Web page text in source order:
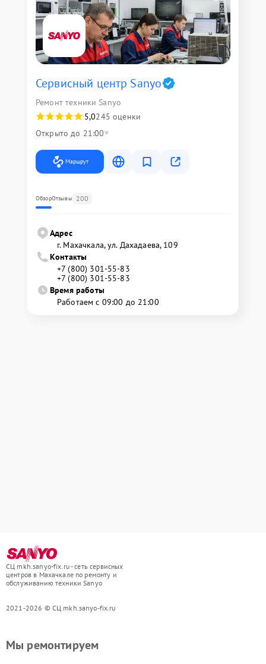
Сервисный центр Sanyo
Ремонт техники Sanyo
5,0245 оценки
Открыто до 21:00
Маршрут
ОбзорОтзывы 200
Адрес
г. Махачкала, ул. Дахадаева, 109
Контакты
+7 (800) 301-55-83
+7 (800) 301-55-83
Время работы
Работаем с 09:00 до 21:00
СЦ mkh.sanyo-fix.ru - сеть сервисных
центров в Махачкале по ремонту и
обслуживанию техники Sanyo
2021-2026 © СЦ mkh.sanyo-fix.ru
Мы ремонтируем